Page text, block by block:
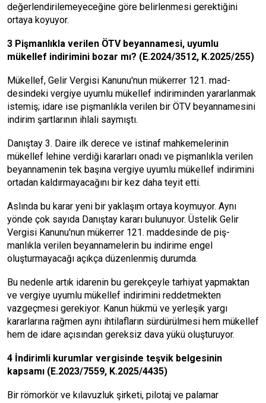
değerlendirilemeyeceğine göre belirlenmesi gerektiğini
ortaya ko­yuyor.
3 Pişmanlıkla verilen ÖTV beyannamesi, uyumlu
mükellef indirimi­ni bozar mı? (E.2024/3512, K.2025/255)
Mükellef, Gelir Vergisi Ka­nunu'nun mükerrer 121. mad­
desindeki vergiye uyumlu mükellef indiriminden ya­rarlanmak
istemiş; idare ise pişmanlıkla verilen bir ÖTV beyannamesini
indirim şartla­rının ihlali saymıştı.
Danıştay 3. Daire ilk derece ve isti­naf mahkemelerinin
mükellef lehine verdiği kararları onadı ve pişmanlık­la verilen
beyannamenin tek başına vergiye uyumlu mükellef indirimini
ortadan kaldırmayacağını bir kez da­ha teyit etti.
Aslında bu karar yeni bir yaklaşım ortaya koymuyor. Aynı
yönde çok sayıda Danıştay kararı bulunuyor. Üstelik Gelir
Vergisi Kanunu'nun mükerrer 121. maddesinde de piş­
manlıkla verilen beyannamelerin bu indirime engel
oluşturmayacağı açıkça düzenlenmiş durumda.
Bu nedenle artık idarenin bu ge­rekçeyle tarhiyat yapmaktan
ve ver­giye uyumlu mükellef indirimini reddetmekten
vazgeçmesi gereki­yor. Kanun hükmü ve yerleşik yargı
kararlarına rağmen aynı ihtilafların sürdürülmesi hem mükellef
hem de idare açısından gereksiz dava yükü oluşturuyor.
4 İndirimli kurumlar vergisin­de teşvik belgesinin
kapsamı (E.2023/7559, K.2025/4435)
Bir römorkör ve kılavuzluk şirke­ti, pilotaj ve palamar